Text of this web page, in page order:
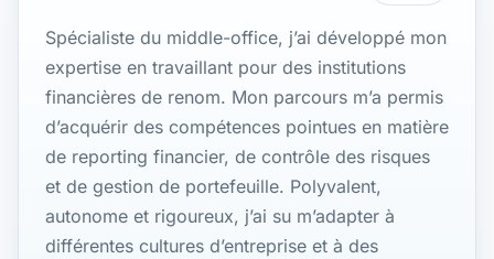
Spécialiste du middle-office, j’ai développé mon
expertise en travaillant pour des institutions
financières de renom. Mon parcours m’a permis
d’acquérir des compétences pointues en matière
de reporting financier, de contrôle des risques
et de gestion de portefeuille. Polyvalent,
autonome et rigoureux, j’ai su m’adapter à
différentes cultures d’entreprise et à des